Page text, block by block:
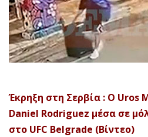
Έκρηξη στη Σερβία : Ο Uros
Daniel Rodriguez μέσα σε
στο UFC Belgrade (Βίντεο)